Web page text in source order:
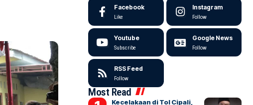
Facebook
Like
Instagram
Follow
Youtube
Subscribe
Google News
Follow
RSS Feed
Follow
Most Read
Kecelakaan di Tol Cipali,